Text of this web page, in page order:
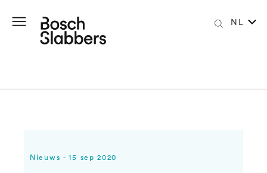
NL
Nieuws - 15 sep 2020